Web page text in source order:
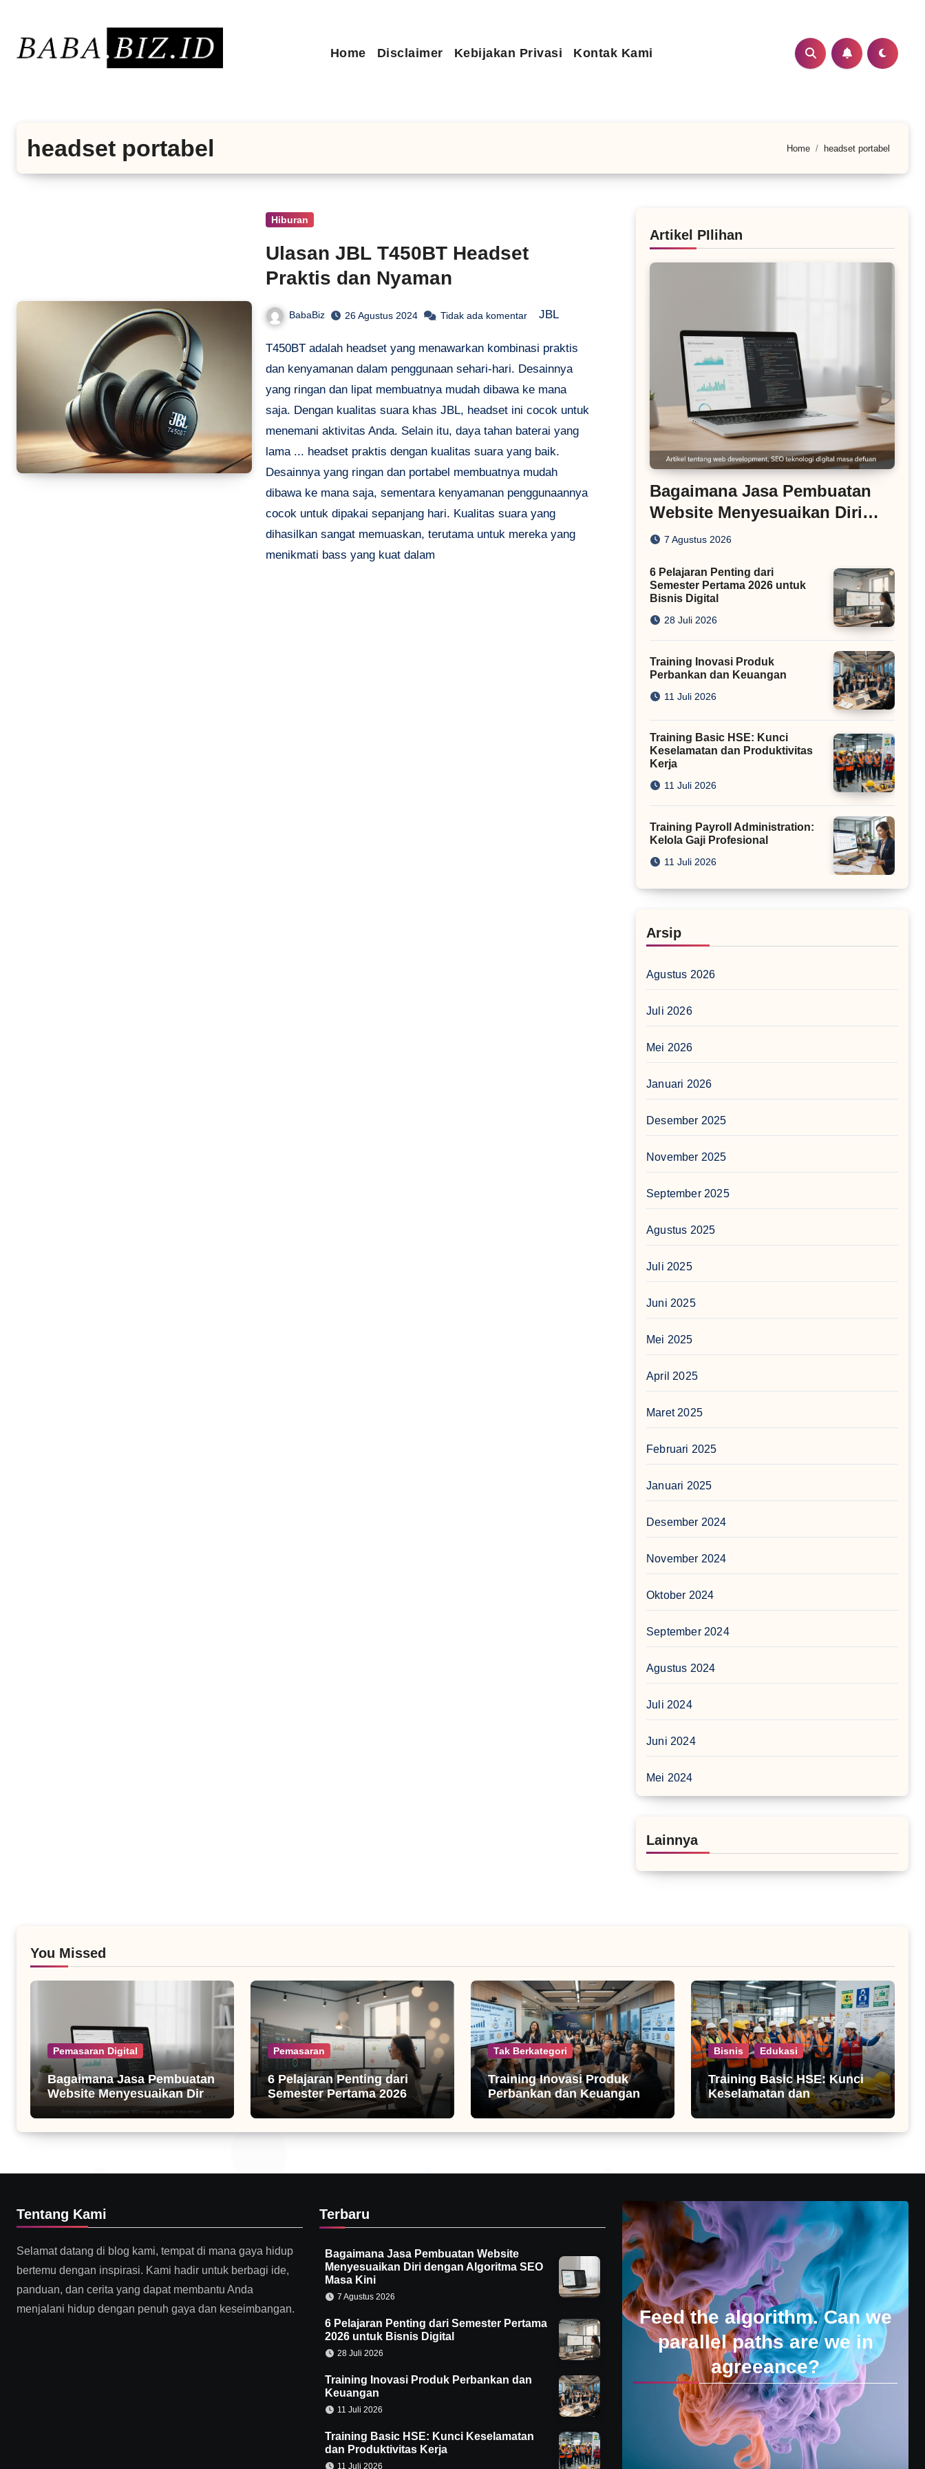
konten
Home Disclaimer Kebijakan Privasi Kontak Kami
headset portabel Home headset portabel
Hiburan
Ulasan JBL T450BT Headset
Praktis dan Nyaman
BabaBiz 26 Agustus 2024 Tidak ada komentar JBL
T450BT adalah headset yang menawarkan kombinasi praktis
dan kenyamanan dalam penggunaan sehari-hari. Desainnya
yang ringan dan lipat membuatnya mudah dibawa ke mana
saja. Dengan kualitas suara khas JBL, headset ini cocok untuk
menemani aktivitas Anda. Selain itu, daya tahan baterai yang
lama ... headset praktis dengan kualitas suara yang baik.
Desainnya yang ringan dan portabel membuatnya mudah
dibawa ke mana saja, sementara kenyamanan penggunaannya
cocok untuk dipakai sepanjang hari. Kualitas suara yang
dihasilkan sangat memuaskan, terutama untuk mereka yang
menikmati bass yang kuat dalam
Artikel PIlihan
Bagaimana Jasa Pembuatan
Website Menyesuaikan Diri
dengan Algoritma SEO Masa
7 Agustus 2026
6 Pelajaran Penting dari
Semester Pertama 2026 untuk
Bisnis Digital
28 Juli 2026
Training Inovasi Produk
Perbankan dan Keuangan
11 Juli 2026
Training Basic HSE: Kunci
Keselamatan dan Produktivitas
Kerja
11 Juli 2026
Training Payroll Administration:
Kelola Gaji Profesional
11 Juli 2026
Arsip
Agustus 2026
Juli 2026
Mei 2026
Januari 2026
Desember 2025
November 2025
September 2025
Agustus 2025
Juli 2025
Juni 2025
Mei 2025
April 2025
Maret 2025
Februari 2025
Januari 2025
Desember 2024
November 2024
Oktober 2024
September 2024
Agustus 2024
Juli 2024
Juni 2024
Mei 2024
Lainnya
You Missed
Pemasaran Digital
Bagaimana Jasa Pembuatan
Website Menyesuaikan Diri
dengan Algoritma SEO Masa
Kini
Pemasaran
6 Pelajaran Penting dari
Semester Pertama 2026
untuk Bisnis Digital
Tak Berkategori
Training Inovasi Produk
Perbankan dan Keuangan
Bisnis Edukasi
Training Basic HSE: Kunci
Keselamatan dan
Produktivitas Kerja
Tentang Kami
Selamat datang di blog kami, tempat di mana gaya hidup
bertemu dengan inspirasi. Kami hadir untuk berbagi ide,
panduan, dan cerita yang dapat membantu Anda
menjalani hidup dengan penuh gaya dan keseimbangan.
Terbaru
Bagaimana Jasa Pembuatan Website
Menyesuaikan Diri dengan Algoritma SEO
Masa Kini
7 Agustus 2026
6 Pelajaran Penting dari Semester Pertama
2026 untuk Bisnis Digital
28 Juli 2026
Training Inovasi Produk Perbankan dan
Keuangan
11 Juli 2026
Training Basic HSE: Kunci Keselamatan
dan Produktivitas Kerja
11 Juli 2026
Feed the algorithm. Can we
parallel paths are we in
agreeance?